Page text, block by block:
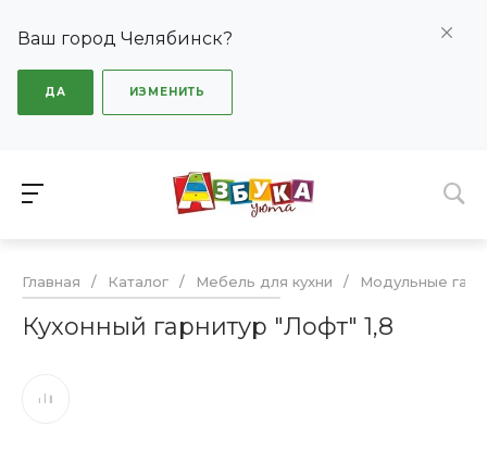
Ваш город Челябинск?
ДА ИЗМЕНИТЬ
Главная / Каталог / Мебель для кухни / Модульные
Кухонный гарнитур "Лофт" 1,8